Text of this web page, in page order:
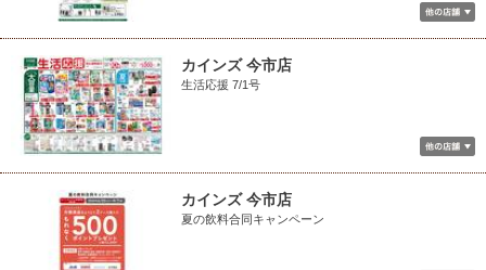
カインズ 今市店
生活応援 7/1号
カインズ 今市店
夏の飲料合同キャンペーン